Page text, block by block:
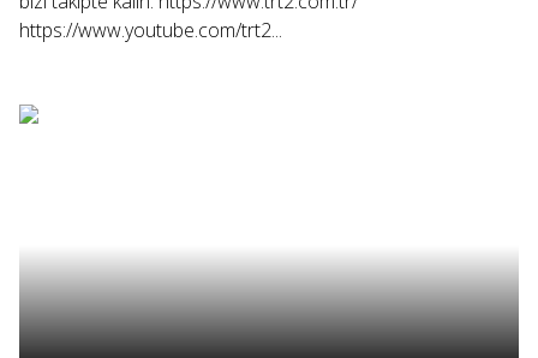
https://www.youtube.com/trt2...